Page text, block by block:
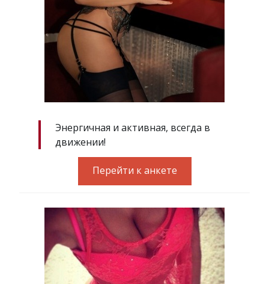
Энергичная и активная, всегда в
движении!
Перейти к анкете